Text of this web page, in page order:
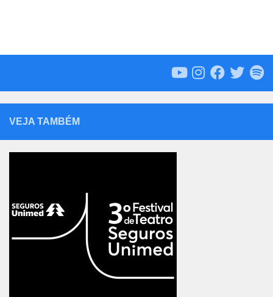
VEJA TAMBÉM